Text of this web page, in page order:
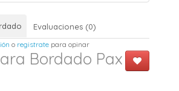
Evaluaciones (0)
o registrate para opinar
Bordado Pax